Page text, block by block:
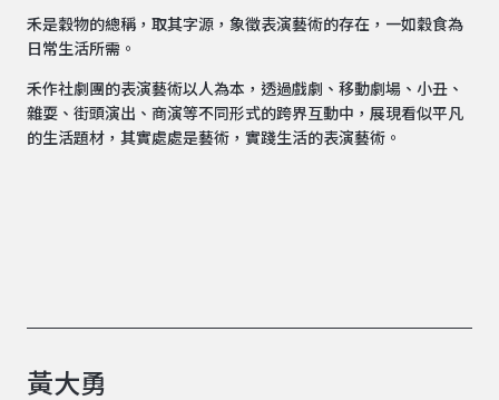
禾是穀物的總稱，取其字源，象徵表演藝術的存在，一如穀食為
日常生活所需。
禾作社劇團的表演藝術以人為本，透過戲劇、移動劇場、小丑、
雜耍、街頭演出、商演等不同形式的跨界互動中，展現看似平凡
的生活題材，其實處處是藝術，實踐生活的表演藝術。
黃大勇